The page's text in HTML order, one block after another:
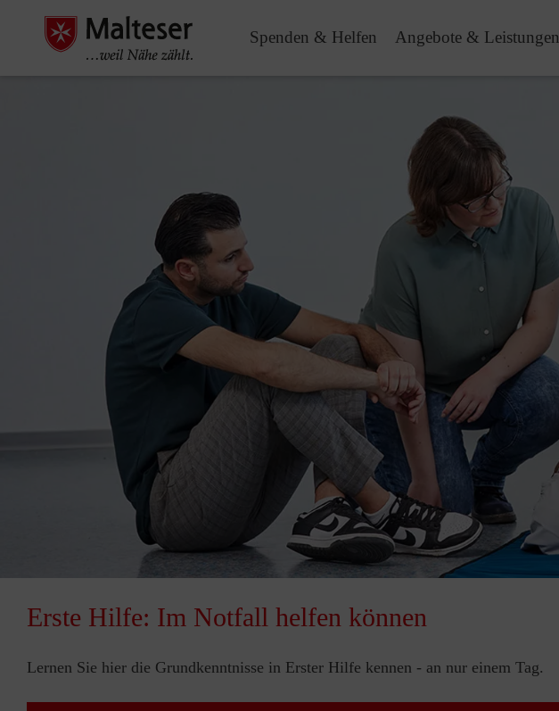
Spenden & Helfen Angebote & Leistungen
Erste Hilfe: Im Notfall helfen können
Lernen Sie hier die Grundkenntnisse in Erster Hilfe kennen - an nur einem Tag.